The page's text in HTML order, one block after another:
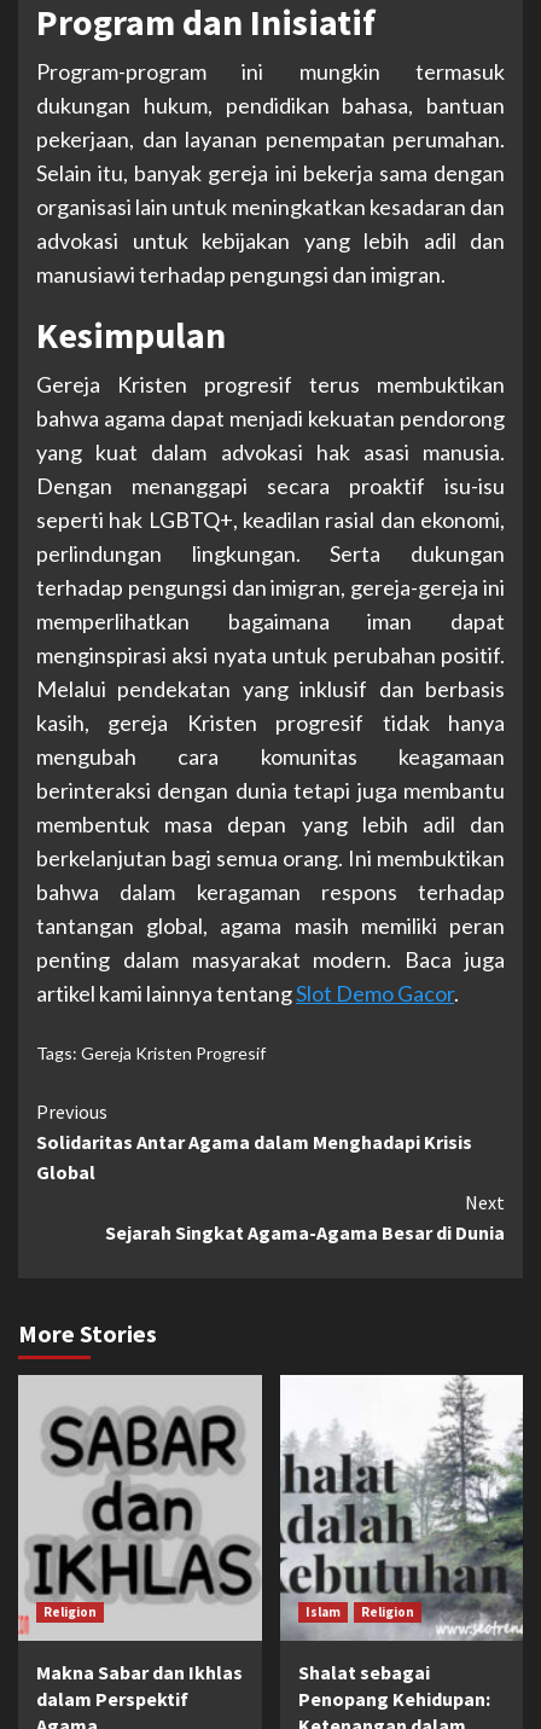
Program dan Inisiatif
Program-program ini mungkin termasuk
dukungan hukum, pendidikan bahasa, bantuan
pekerjaan, dan layanan penempatan perumahan.
Selain itu, banyak gereja ini bekerja sama dengan
organisasi lain untuk meningkatkan kesadaran dan
advokasi untuk kebijakan yang lebih adil dan
manusiawi terhadap pengungsi dan imigran.
Kesimpulan
Gereja Kristen progresif terus membuktikan
bahwa agama dapat menjadi kekuatan pendorong
yang kuat dalam advokasi hak asasi manusia.
Dengan menanggapi secara proaktif isu-isu
seperti hak LGBTQ+, keadilan rasial dan ekonomi,
perlindungan lingkungan. Serta dukungan
terhadap pengungsi dan imigran, gereja-gereja ini
memperlihatkan bagaimana iman dapat
menginspirasi aksi nyata untuk perubahan positif.
Melalui pendekatan yang inklusif dan berbasis
kasih, gereja Kristen progresif tidak hanya
mengubah cara komunitas keagamaan
berinteraksi dengan dunia tetapi juga membantu
membentuk masa depan yang lebih adil dan
berkelanjutan bagi semua orang. Ini membuktikan
bahwa dalam keragaman respons terhadap
tantangan global, agama masih memiliki peran
penting dalam masyarakat modern. Baca juga
artikel kami lainnya tentangSlot Demo Gacor.
Tags: Gereja Kristen Progresif
Continue
Reading
Previous
Solidaritas Antar Agama dalam Menghadapi Krisis
Global
Next
Sejarah Singkat Agama-Agama Besar di Dunia
More Stories
Religion
Makna Sabar dan Ikhlas
dalam Perspektif
Islam Religion
Shalat sebagai
Penopang Kehidupan: